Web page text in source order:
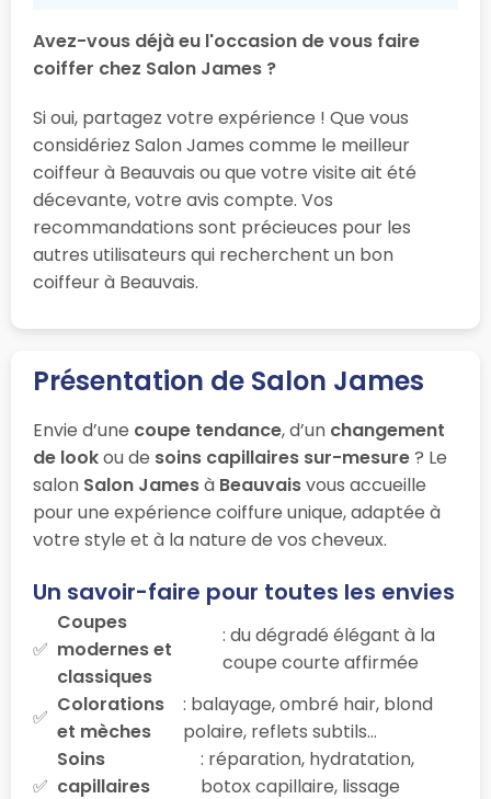
Avez-vous déjà eu l'occasion de vous faire
coiffer chez Salon James ?
Si oui, partagez votre expérience ! Que vous
considériez Salon James comme le meilleur
coiffeur à Beauvais ou que votre visite ait été
décevante, votre avis compte. Vos
recommandations sont précieuces pour les
autres utilisateurs qui recherchent un bon
coiffeur à Beauvais.
Présentation de Salon James
Envie d’une coupe tendance, d’un changement
de lookou de soins capillaires sur-mesure? Le
salon Salon Jamesà Beauvaisvous accueille
pour une expérience coiffure unique, adaptée à
votre style et à la nature de vos cheveux.
Un savoir-faire pour toutes les envies
Coupes
modernes et
classiques
: du dégradé élégant à la
coupe courte affirmée
Colorations
et mèches
: balayage, ombré hair, blond
polaire, reflets subtils…
Soins
capillaires
: réparation, hydratation,
botox capillaire, lissage